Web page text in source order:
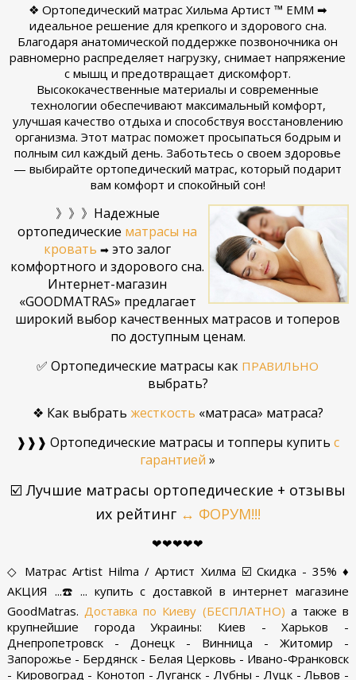
❖ Ортопедический матрас Хильма Артист ™ ЕММ ➡
идеальное решение для крепкого и здорового сна.
Благодаря анатомической поддержке позвоночника он
равномерно распределяет нагрузку, снимает напряжение
с мышц и предотвращает дискомфорт.
Высококачественные материалы и современные
технологии обеспечивают максимальный комфорт,
улучшая качество отдыха и способствуя восстановлению
организма. Этот матрас поможет просыпаться бодрым и
полным сил каждый день. Заботьтесь о своем здоровье
— выбирайте ортопедический матрас, который подарит
вам комфорт и спокойный сон!
》》》Надежные
ортопедические матрасы на
кровать➡ это залог
комфортного и здорового сна.
Интернет-магазин
«GOODMATRAS» предлагает
широкий выбор качественных матрасов и топеров
по доступным ценам.
✅ Ортопедические матрасы как ПРАВИЛЬНО
выбрать?
❖ Как выбрать жесткость «матраса» матраса?
❱❱❱ Ортопедические матрасы и топперы купитьс
гарантией »
☑️ Лучшие матрасы ортопедические + отзывы
их рейтинг ↔ ФОРУМ!!!
❤❤❤❤❤
◇ Матрас Artist Hilma / Артист Хилма ☑️ Скидка - 35% ♦
АКЦИЯ ...☎️... купить с доставкой в интернет магазине
GoodMatras. Доставка по Киеву (БЕСПЛАТНО) а также в
крупнейшие города Украины: Киев - Харьков -
Днепропетровск - Донецк - Винница - Житомир -
Запорожье - Бердянск - Белая Церковь - Ивано-Франковск
- Кировоград - Конотоп - Луганск - Лубны - Луцк - Львов -